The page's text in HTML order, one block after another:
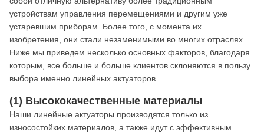
устройствам управления перемещениями и другим уже
устаревшим приборам. Более того, с момента их
изобретения, они стали незаменимыми во многих отраслях.
Ниже мы приведем несколько основных факторов, благодаря
которым, все больше и больше клиентов склоняются в пользу
выбора именно линейных актуаторов.
(1) Высококачественные материалы
Наши линейные актуаторы производятся только из
износостойких материалов, а также идут с эффективным